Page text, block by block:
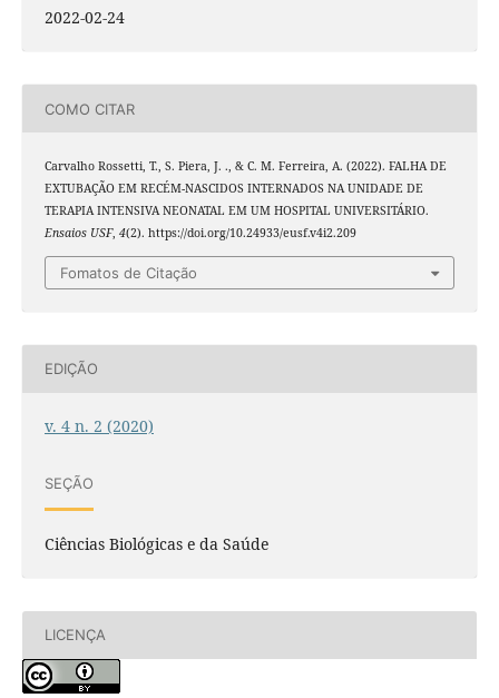
2022-02-24
COMO CITAR
Carvalho Rossetti, T., S. Piera, J. ., & C. M. Ferreira, A. (2022). FALHA DE
EXTUBAÇÃO EM RECÉM-NASCIDOS INTERNADOS NA UNIDADE DE
TERAPIA INTENSIVA NEONATAL EM UM HOSPITAL UNIVERSITÁRIO.
Ensaios USF, 4(2). https://doi.org/10.24933/eusf.v4i2.209
Fomatos de Citação
EDIÇÃO
v. 4 n. 2 (2020)
SEÇÃO
Ciências Biológicas e da Saúde
LICENÇA